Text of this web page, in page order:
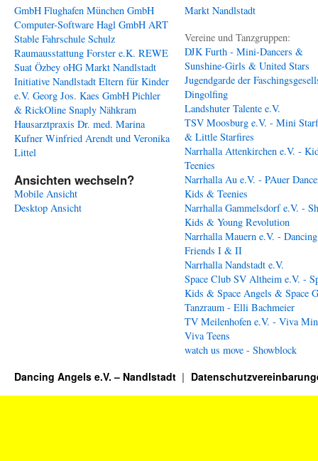
GmbH Flughafen München GmbH
Computer-Software Hagl GmbH ART
Stable Fahrschule Schulz
Raumausstattung Forster e.K. REWE
Suat Özbey oHG Markt Nandlstadt
Initiative Nandlstadt Eltern für Kinder
e.V. Georg Jos. Kaes GmbH Pichler
& RickOline Snaply Nähkram
Hausarztpraxis Dr. med. Marina
Kufner Winfried Arendt und Veronika
Littel
Ansichten wechseln?
Mobile Ansicht
Desktop Ansicht
Markt Nandlstadt
Vereine und Tanzgruppen:
DJK Furth - Mini-Dancers &
Sunshine-Girls & United Stars
Jugendgarde der
Dingolfing
Landshuter Talente e.V.
TSV Moosburg e.V. - Mini
& Little Starfires
Narrhalla Attenkirchen e.V. -
Teenies
Narrhalla Au e.V. - PAuer
Kids & Teenies
Narrhalla Gammelsdorf e.V. -
Kids & Young Revolution
Narrhalla Mauern e.V. - Dancing
Friends I & II
Narrhalla Nandstadt e.V.
Space Club SV Altheim e.V. -
Kids & Space Angels & Space
Tanzraum - Elli Bachmeier
TV Meilenhofen e.V. - Viva
Viva Teens
watch us move - Showblock
Dancing Angels e.V. – Nandlstadt